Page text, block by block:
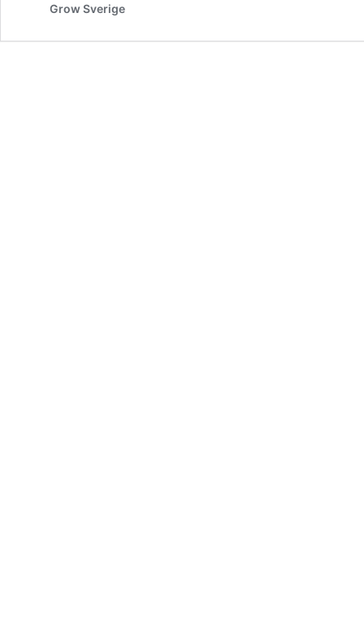
Grow Sverige